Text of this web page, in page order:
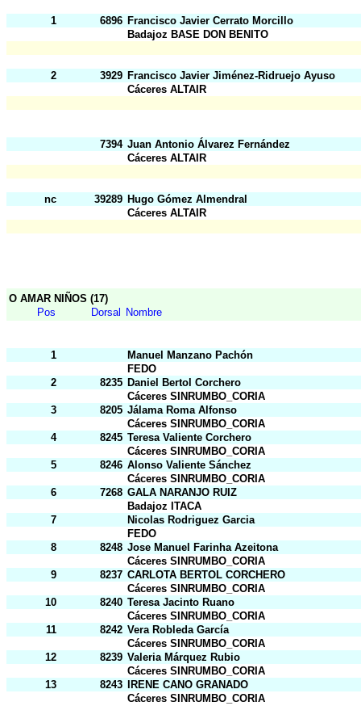
1 6896 Francisco Javier Cerrato Morcillo
Badajoz BASE DON BENITO
2 3929 Francisco Javier Jiménez-Ridruejo Ayuso
Cáceres ALTAIR
7394 Juan Antonio Álvarez Fernández
Cáceres ALTAIR
nc 39289 Hugo Gómez Almendral
Cáceres ALTAIR
O AMAR NIÑOS (17)
Pos
Dorsal Nombre
1
Manuel Manzano Pachón
FEDO
2
8235 Daniel Bertol Corchero
Cáceres SINRUMBO_CORIA
3
8205 Jálama Roma Alfonso
Cáceres SINRUMBO_CORIA
4
8245 Teresa Valiente Corchero
Cáceres SINRUMBO_CORIA
5
8246 Alonso Valiente Sánchez
Cáceres SINRUMBO_CORIA
6
7268 GALA NARANJO RUIZ
Badajoz ITACA
7
Nicolas Rodriguez Garcia
FEDO
8
8248 Jose Manuel Farinha Azeitona
Cáceres SINRUMBO_CORIA
9
8237 CARLOTA BERTOL CORCHERO
Cáceres SINRUMBO_CORIA
10
8240 Teresa Jacinto Ruano
Cáceres SINRUMBO_CORIA
11
8242 Vera Robleda García
Cáceres SINRUMBO_CORIA
12
8239 Valeria Márquez Rubio
Cáceres SINRUMBO_CORIA
13
8243
IRENE CANO GRANADO
Cáceres SINRUMBO_CORIA